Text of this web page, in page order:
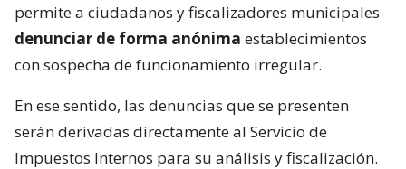
permite a ciudadanos y fiscalizadores municipales
denunciar de forma anónima establecimientos
con sospecha de funcionamiento irregular.
En ese sentido, las denuncias que se presenten
serán derivadas directamente al Servicio de
Impuestos Internos para su análisis y fiscalización.